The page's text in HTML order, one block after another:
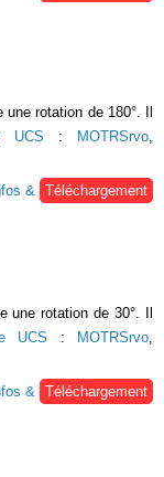
rotation de 180°. Il
UCS : MOTRSrvo,
&
Téléchargement
une rotation de 30°. Il
UCS : MOTRSrvo
&
Téléchargement